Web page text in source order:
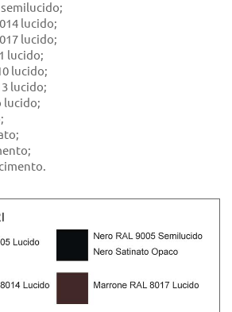
semilucido;
lucido;
lucido;
lucido;
lucido;
lucido;
lucido;